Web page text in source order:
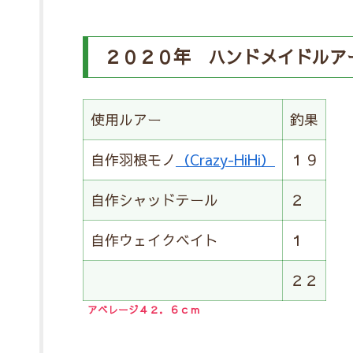
２０２０年 ハンドメイドルア
使用ルアー 釣果
自作羽根モノ （Crazy-HiHi） １９
自作シャッドテール ２
自作ウェイクベイト １
２２
アベレージ４２． ６ ｃｍ